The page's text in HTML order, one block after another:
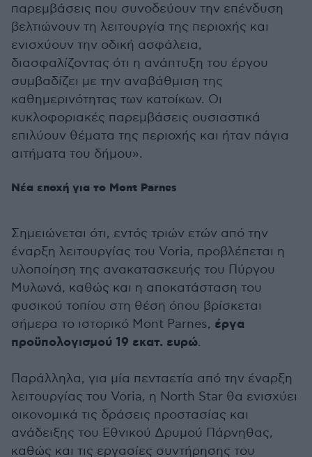
παρεμβάσεις που συνοδεύουν την επένδυση
βελτιώνουν τη λειτουργία της περιοχής και
ενισχύουν την οδική ασφάλεια,
διασφαλίζοντας ότι η ανάπτυξη του έργου
συμβαδίζει με την αναβάθμιση της
καθημερινότητας των κατοίκων. Οι
κυκλοφοριακές παρεμβάσεις ουσιαστικά
επιλύουν θέματα της περιοχής και ήταν πάγια
αιτήματα του δήμου».
Νέα εποχή για το Mont Parnes
Σημειώνεται ότι, εντός τριών ετών από την
έναρξη λειτουργίας του Voria, προβλέπεται η
υλοποίηση της ανακατασκευής του Πύργου
Μυλωνά, καθώς και η αποκατάσταση του
φυσικού τοπίου στη θέση όπου βρίσκεται
σήμερα το ιστορικό Mont Parnes, έργα
προϋπολογισμού 19 εκατ. ευρώ.
Παράλληλα, για μία πενταετία από την έναρξη
λειτουργίας του Voria, η North Star θα ενισχύει
οικονομικά τις δράσεις προστασίας και
ανάδειξης του Εθνικού Δρυμού Πάρνηθας,
καθώς και τις εργασίες συντήρησης του